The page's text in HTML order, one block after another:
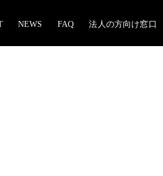
NEWS FAQ 法人の方向け窓口